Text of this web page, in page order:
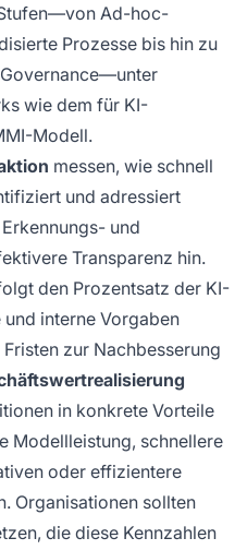
Ad-hoc-
Prozesse bis hin zu
wie dem für KI-
Modell.
messen, wie schnell
und adressiert
und
Transparenz hin.
den Prozentsatz der KI-
interne Vorgaben
zur Nachbesserung
in konkrete Vorteile
Modellleistung, schnellere
oder effizientere
Organisationen sollten
die diese Kennzahlen